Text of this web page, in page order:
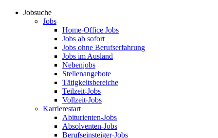
Jobsuche
Jobs
Home-Office Jobs
Jobs ab sofort
Jobs ohne Berufserfahrung
Jobs im Ausland
Nebenjobs
Stellenangebote
Tätigkeitsbereiche
Teilzeit-Jobs
Vollzeit-Jobs
Karrierestart
Abiturienten-Jobs
Absolventen-Jobs
Berufseinsteiger-Jobs